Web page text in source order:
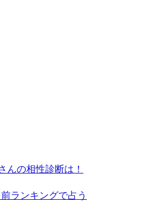
んの相性診断は！
ランキングで占う